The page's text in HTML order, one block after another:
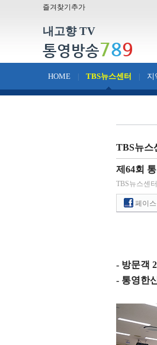
즐겨찾기추가
내고향 TV
통영방송789
HOME TBS뉴스센터 지
TBS뉴스
제64회
TBS뉴스센터
페이
- 방문객
- 통영한